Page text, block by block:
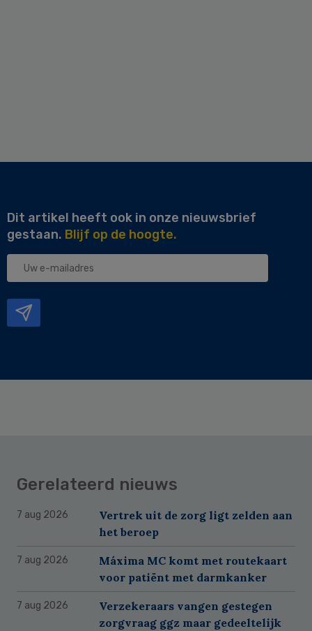
Dit artikel heeft ook in onze nieuwsbrief
gestaan. Blijf op de hoogte.
Uw
Gerelateerd nieuws
7 aug 2026
Vertrek uit de zorg ligt zelden aan
het beroep
7 aug 2026
Máxima MC komt met routekaart
voor patiënt met darmkanker
7 aug 2026
Verzekeraars vangen gestegen
zorgvraag ggz maar gedeeltelijk